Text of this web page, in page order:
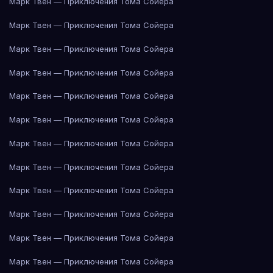
Марк Твен — Приключения Тома Сойера
Марк Твен — Приключения Тома Сойера
Марк Твен — Приключения Тома Сойера
Марк Твен — Приключения Тома Сойера
Марк Твен — Приключения Тома Сойера
Марк Твен — Приключения Тома Сойера
Марк Твен — Приключения Тома Сойера
Марк Твен — Приключения Тома Сойера
Марк Твен — Приключения Тома Сойера
Марк Твен — Приключения Тома Сойера
Марк Твен — Приключения Тома Сойера